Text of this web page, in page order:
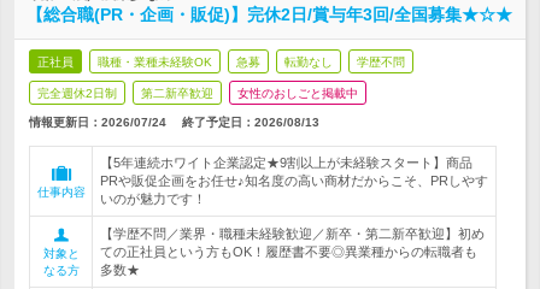
【総合職(PR・企画・販促)】完休2日/賞与年3回/全国募集★☆★
正社員 職種・業種未経験OK 急募 転勤なし 学歴不問
完全週休2日制 第二新卒歓迎 女性のおしごと掲載中
情報更新日：2026/07/24 終了予定日： 2026/08/13
仕事内容
【5年連続ホワイト企業認定★9割以上が未経験スタート】商品
PRや販促企画をお任せ♪知名度の高い商材だからこそ、PRしやす
いのが魅力です！
対象と
なる方
【学歴不問／業界・職種未経験歓迎／新卒・第二新卒歓迎】初め
ての正社員という方もOK！履歴書不要◎異業種からの転職者も
多数★